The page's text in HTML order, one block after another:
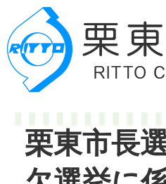
栗東市長